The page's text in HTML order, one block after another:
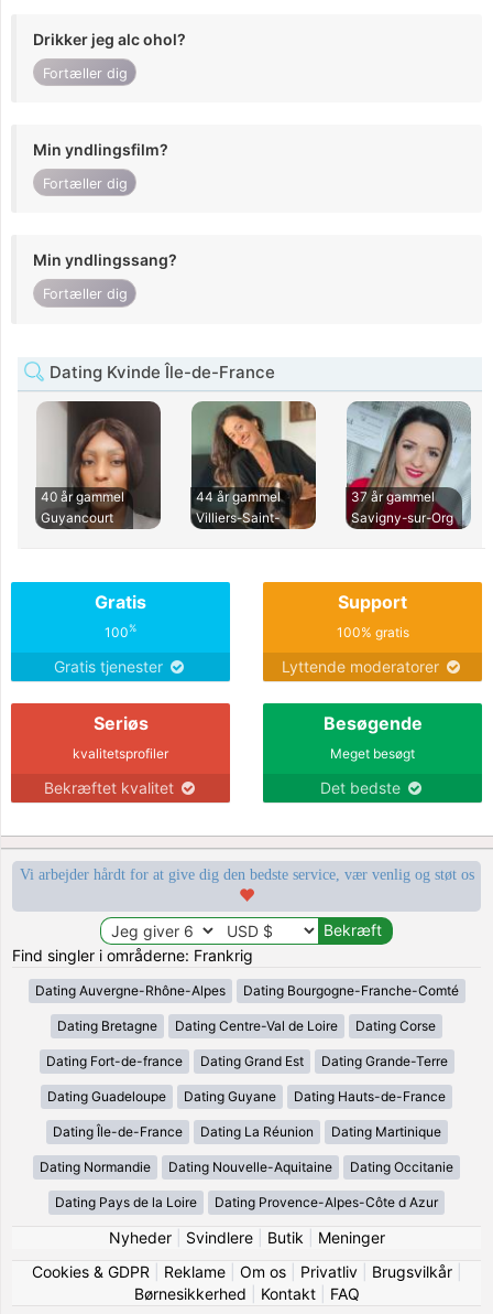
Drikker jeg alc ohol?
Fortæller dig
Min yndlingsfilm?
Fortæller dig
Min yndlingssang?
Fortæller dig
Dating Kvinde Île-de-France
40 år gammel
Guyancourt
44 år gammel
Villiers-Saint-
37 år gammel
Savigny-sur-Org
Gratis
100%
Gratis tjenester
Support
100% gratis
Lyttende moderatorer
Seriøs
kvalitetsprofiler
Bekræftet kvalitet
Besøgende
Meget besøgt
Det bedste
Vi arbejder hårdt for at give dig den bedste service, vær venlig og støt os
Find singler i områderne: Frankrig
Dating Auvergne-Rhône-Alpes Dating Bourgogne-Franche-Comté
Dating Bretagne Dating Centre-Val de Loire Dating Corse
Dating Fort-de-france Dating Grand Est Dating Grande-Terre
Dating Guadeloupe Dating Guyane Dating Hauts-de-France
Dating Île-de-France Dating La Réunion Dating Martinique
Dating Normandie Dating Nouvelle-Aquitaine Dating Occitanie
Dating Pays de la Loire Dating Provence-Alpes-Côte d Azur
Nyheder| Svindlere| Butik
Meninger
Cookies & GDPR
Reklame| Om os| Privatliv| Brugsvilkår|
Børnesikkerhed
Kontakt| FAQ